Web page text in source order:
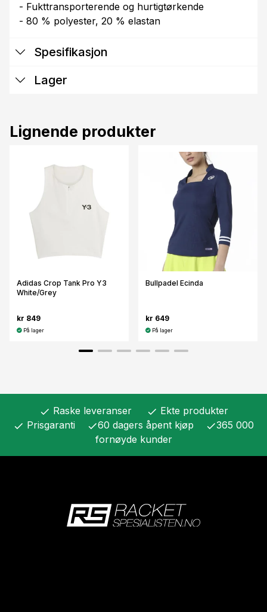
- Fukttransporterende og hurtigtørkende
- 80 % polyester, 20 % elastan
Spesifikasjon
Lager
Lignende produkter
Adidas Crop Tank Pro Y3
White/Grey
kr 849
På lager
Bullpadel Ecinda
kr 649
På lager
check Raske leveranser check Ekte produkter
check Prisgaranti check60 dagers åpent kjøp check365 000
fornøyde kunder